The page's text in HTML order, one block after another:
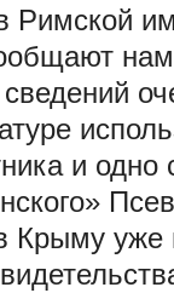
Римской
сведений
и одно
Крыму уже